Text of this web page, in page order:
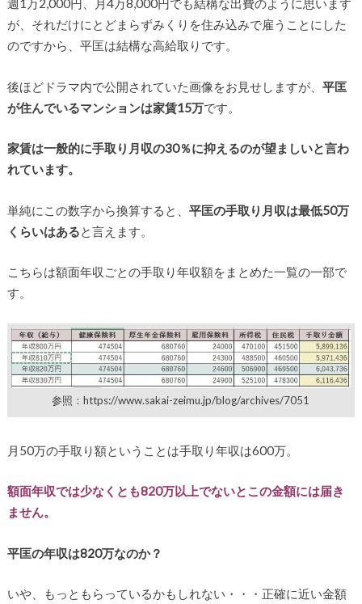
週1万2,000円、月4万8,000円でも結構な出費のように思います
が、それだけにとどまらずみくりを住み込みで雇うことにした
のですから、平匡は結構な高給取りです。
後ほどドラマ内で公開されていた画像をお見せしますが、 平匡
が住んでいるマンションは家賃15万です。
家賃は一般的に手取り月収の30％に抑えるのが望ましいと言わ
れています。
単純にこの数字から換算すると、 平匡の手取り月収は最低50万
くらいはあると言えます。
こちらは額面年収ごとの手取り年収額をまとめた一覧の一部で
す。
参照：https://www.sakai-zeimu.jp/blog/archives/7051
月50万の手取り額ということは手取り年収は600万。
額面年収では少なくとも820万以上でないとこの金額には届き
ません。
平匡の年収は820万なのか？
いや、もっともらっているかもしれない・・・正確に近い金額